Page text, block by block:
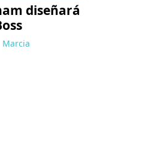
diseñará
Marcia